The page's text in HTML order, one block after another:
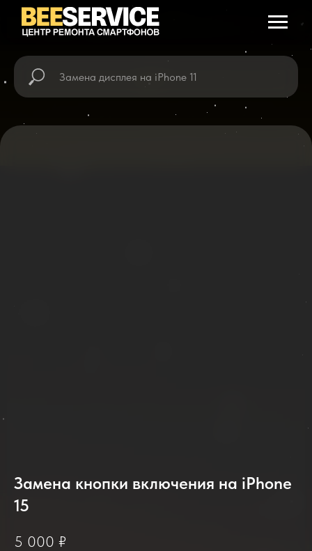
Замена кнопки включения на iPhone
15
5 000 ₽